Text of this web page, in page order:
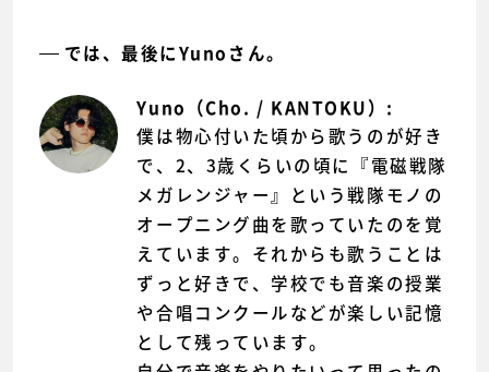
では、最後にYunoさん。
Yuno（Cho. / KANTOKU）:
僕は物心付いた頃から歌うのが好き
で、2、3歳くらいの頃に『電磁戦隊
メガレンジャー』という戦隊モノの
オープニング曲を歌っていたのを覚
えています。それからも歌うことは
ずっと好きで、学校でも音楽の授業
や合唱コンクールなどが楽しい記憶
として残っています。